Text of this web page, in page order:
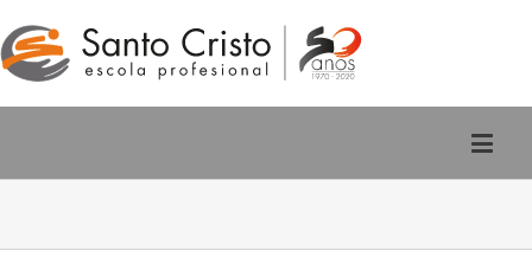
988 220 588